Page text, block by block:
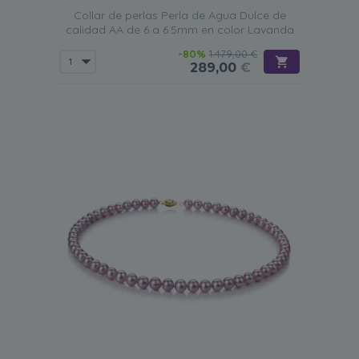
de todas las edades y combinarán a la perfección con
una variedad de atuendos. Estas perlas, en un conjunto
Tipo de collar
Hebra única
sola hebra de perlas lavanda
es la personificación
de la feminidad y la elegancia. Estos collares de perlas
Collar de perlas Perla de Agua Dulce de
calidad AA de 6 a 6.5mm en color Lavanda
-80% 1.479,00 €
289,00 €